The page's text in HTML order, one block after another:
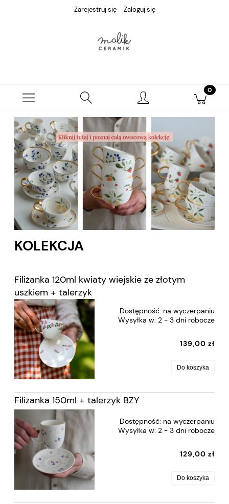
Zarejestruj się Zaloguj się
KOLEKCJA
Filiżanka 120ml kwiaty wiejskie ze złotym
uszkiem + talerzyk
Dostępność: na wyczerpaniu
Wysyłka w: 2 - 3 dni robocze
139,00 zł
Do koszyka
Filiżanka 150ml + talerzyk BZY
Dostępność: na wyczerpaniu
Wysyłka w: 2 - 3 dni robocze
129,00 zł
Do koszyka